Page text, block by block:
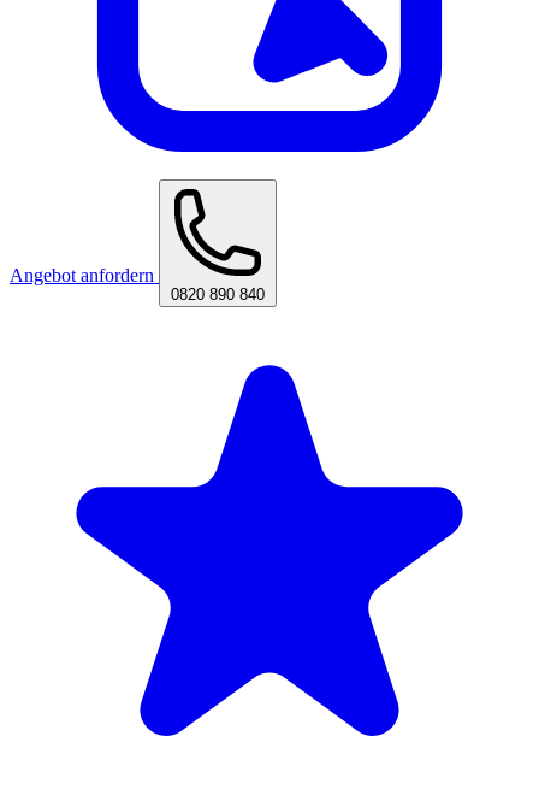
Angebot anfordern
0820 890 840